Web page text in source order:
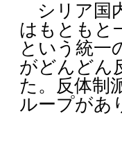
シリア国
はもともと
という統一
がどんどん
た。反体制
ループがあ